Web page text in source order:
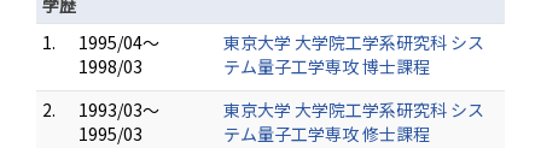
学歴
1.
1995/04～
1998/03
東京大学 大学院工学系研究科 シス
テム量子工学専攻 博士課程
2.
1993/03～
1995/03
東京大学 大学院工学系研究科 シス
テム量子工学専攻 修士課程